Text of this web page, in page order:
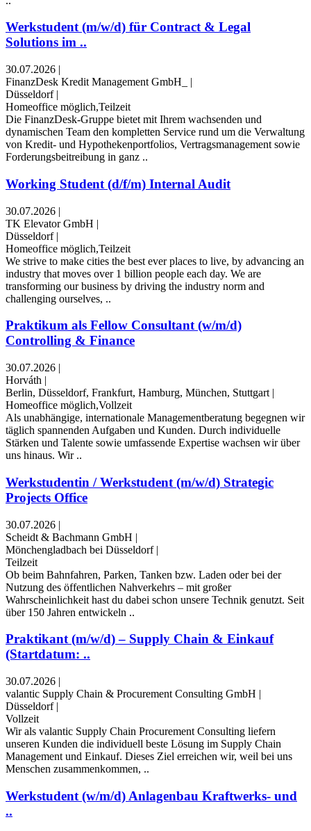
Werkstudent (m/w/d) für Contract & Legal
Solutions im ..
30.07.2026 |
FinanzDesk Kredit Management GmbH_
|
Düsseldorf |
Homeoffice möglich,Teilzeit
Die FinanzDesk-Gruppe bietet mit Ihrem wachsenden und
dynamischen Team den kompletten Service rund um die Verwaltung
von Kredit- und Hypothekenportfolios, Vertragsmanagement sowie
Forderungsbeitreibung in ganz ..
Working Student (d/f/m) Internal Audit
30.07.2026 |
TK Elevator GmbH |
Düsseldorf |
Homeoffice möglich,Teilzeit
We strive to make cities the best ever places to live, by advancing an
industry that moves over 1 billion people each day. We are
transforming our business by driving the industry norm and
challenging ourselves, ..
Praktikum als Fellow Consultant (w/m/d)
Controlling & Finance
30.07.2026 |
Horváth |
Berlin, Düsseldorf, Frankfurt, Hamburg, München, Stuttgart |
Homeoffice möglich,Vollzeit
Als unabhängige, internationale Managementberatung begegnen wir
täglich spannenden Aufgaben und Kunden. Durch individuelle
Stärken und Talente sowie umfassende Expertise wachsen wir über
uns hinaus. Wir ..
Werkstudentin / Werkstudent (m/w/d) Strategic
Projects Office
30.07.2026 |
Scheidt & Bachmann GmbH |
Mönchengladbach bei Düsseldorf |
Teilzeit
Ob beim Bahnfahren, Parken, Tanken bzw. Laden oder bei der
Nutzung des öffentlichen Nahverkehrs – mit großer
Wahrscheinlichkeit hast du dabei schon unsere Technik genutzt. Seit
über 150 Jahren entwickeln ..
Praktikant (m/w/d) – Supply Chain & Einkauf
(Startdatum: ..
30.07.2026 |
valantic Supply Chain & Procurement Consulting GmbH |
Düsseldorf |
Vollzeit
Wir als valantic Supply Chain Procurement Consulting liefern
unseren Kunden die individuell beste Lösung im Supply Chain
Management und Einkauf. Dieses Ziel erreichen wir, weil bei uns
Menschen zusammenkommen, ..
Werkstudent (w/m/d) Anlagenbau Kraftwerks- und
..